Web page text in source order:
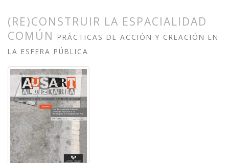
(RE)CONSTRUIR LA ESPACIALIDAD
COMÚN
PRÁCTICAS DE ACCIÓN Y CREACIÓN EN
LA ESFERA PÚBLICA